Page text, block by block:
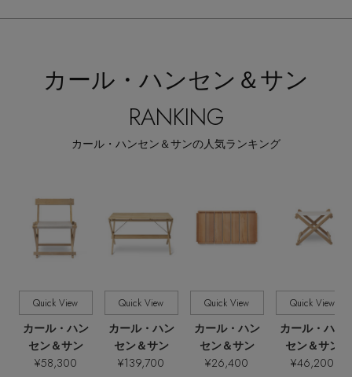
販売状況 すべて
全ての価格
カール・ハンセン＆サン
RANKING
カール・ハンセン＆サンの人気ランキング
Quick View
カール・ハン
セン＆サン
¥58,300
Quick View
カール・ハン
セン＆サン
¥139,700
Quick View
カール・ハン
セン＆サン
¥26,400
Quick View
カール・ハン
セン＆サン
¥46,200